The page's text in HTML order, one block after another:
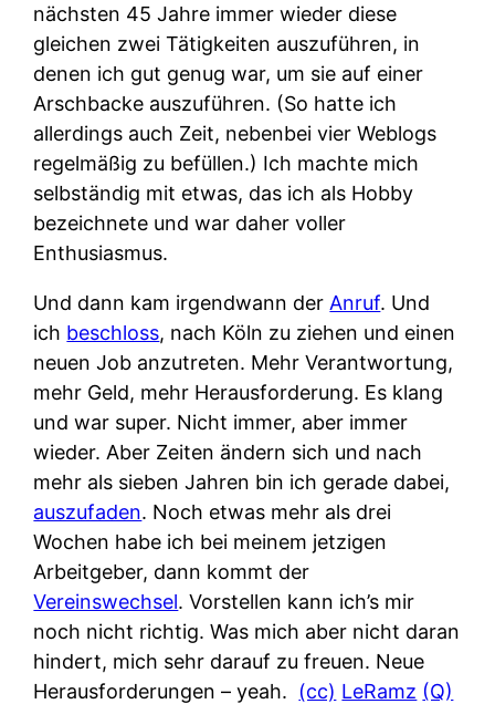
nächsten 45 Jahre immer wieder diese
gleichen zwei Tätigkeiten auszuführen, in
denen ich gut genug war, um sie auf einer
Arschbacke auszuführen. (So hatte ich
allerdings auch Zeit, nebenbei vier Weblogs
regelmäßig zu befüllen.) Ich machte mich
selbständig mit etwas, das ich als Hobby
bezeichnete und war daher voller
Enthusiasmus.
Und dann kam irgendwann der Anruf. Und
ich beschloss, nach Köln zu ziehen und einen
neuen Job anzutreten. Mehr Verantwortung,
mehr Geld, mehr Herausforderung. Es klang
und war super. Nicht immer, aber immer
wieder. Aber Zeiten ändern sich und nach
mehr als sieben Jahren bin ich gerade dabei,
auszufaden. Noch etwas mehr als drei
Wochen habe ich bei meinem jetzigen
Arbeitgeber, dann kommt der
Vereinswechsel. Vorstellen kann ich’s mir
noch nicht richtig. Was mich aber nicht daran
hindert, mich sehr darauf zu freuen. Neue
Herausforderungen – yeah.
(cc) LeRamz (Q)